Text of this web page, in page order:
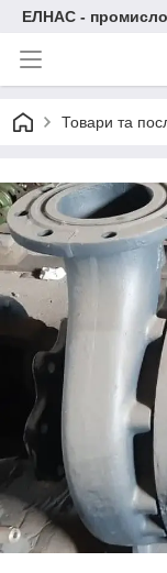
ЕЛНАС -
Товари та